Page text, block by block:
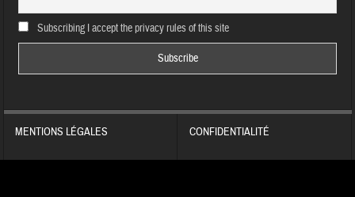
Subscribing I accept the privacy rules of this site
MENTIONS LÉGALES CONFIDENTIALITÉ